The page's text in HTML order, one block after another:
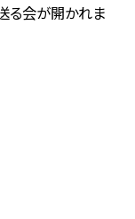
る会が開かれま